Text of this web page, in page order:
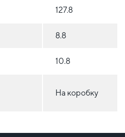
127.8
8.8
10.8
На коробку